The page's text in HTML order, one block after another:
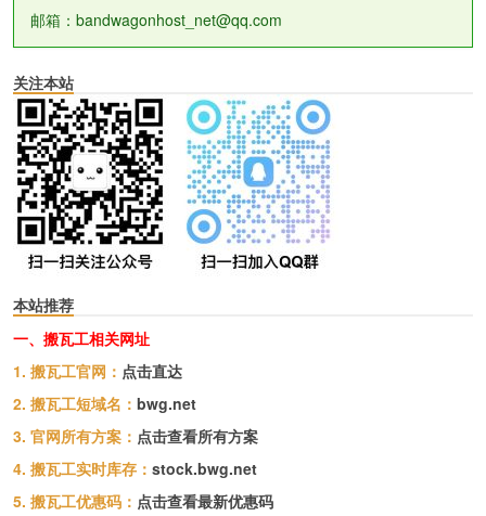
邮箱：bandwagonhost_net@qq.com
关注本站
本站推荐
一、搬瓦工相关网址
1. 搬瓦工官网： 点击直达
2. 搬瓦工短域名： bwg.net
3. 官网所有方案： 点击查看所有方案
4. 搬瓦工实时库存： stock.bwg.net
5. 搬瓦工优惠码： 点击查看最新优惠码